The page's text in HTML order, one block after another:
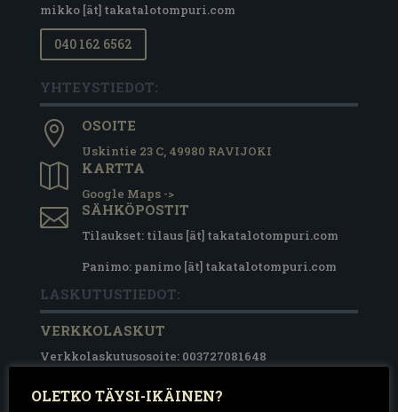
mikko [ät] takatalotompuri.com
040 162 6562
YHTEYSTIEDOT:
 OSOITE
Uskintie 23 C, 49980 RAVIJOKI
 KARTTA
Google Maps ->
 SÄHKÖPOSTIT
Tilaukset: tilaus [ät] takatalotompuri.com
Panimo: panimo [ät] takatalotompuri.com
LASKUTUSTIEDOT:
VERKKOLASKUT
Verkkolaskutusosoite: 003727081648
Välittäjä: Maventa
OLETKO TÄYSI-IKÄINEN?